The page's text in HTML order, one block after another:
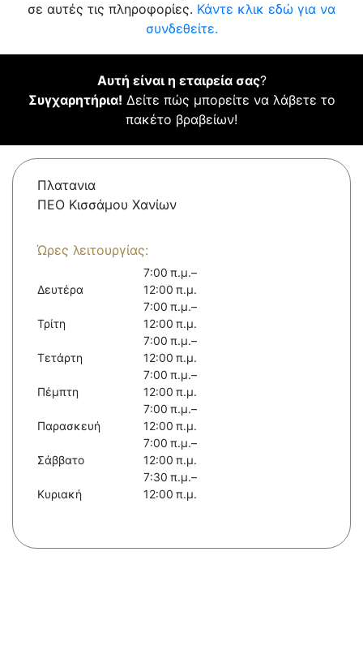
σε αυτές τις πληροφορίες. Κάντε κλικ εδώ για να
συνδεθείτε.
Αυτή είναι η εταιρεία σας?
Συγχαρητήρια! Δείτε πώς μπορείτε να λάβετε το
πακέτο βραβείων!
Πλατανια
ΠΕΟ Κισσάμου Χανίων
Ώρες λειτουργίας:
Δευτέρα
7:00 π.μ.–
12:00 π.μ.
Τρίτη
7:00 π.μ.–
12:00 π.μ.
Τετάρτη
7:00 π.μ.–
12:00 π.μ.
Πέμπτη
7:00 π.μ.–
12:00 π.μ.
Παρασκευή
7:00 π.μ.–
12:00 π.μ.
Σάββατο
7:00 π.μ.–
12:00 π.μ.
Κυριακή
7:30 π.μ.–
12:00 π.μ.